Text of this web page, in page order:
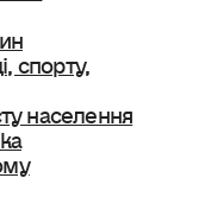
спорту,
населення